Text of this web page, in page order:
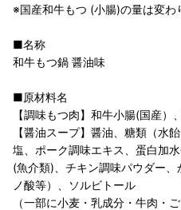
※国産和牛もつ (小腸)の量は変わ
■名称
和牛もつ鍋 醤油味
■原材料名
【調味もつ肉】和牛小腸(国産）
【醤油スープ】醤油、糖類（水
塩、ポーク調味エキス、蛋白加
(魚介類)、チキン調味パウダー
ノ酸等）、ソルビトール
（一部に小麦・乳成分・牛肉・